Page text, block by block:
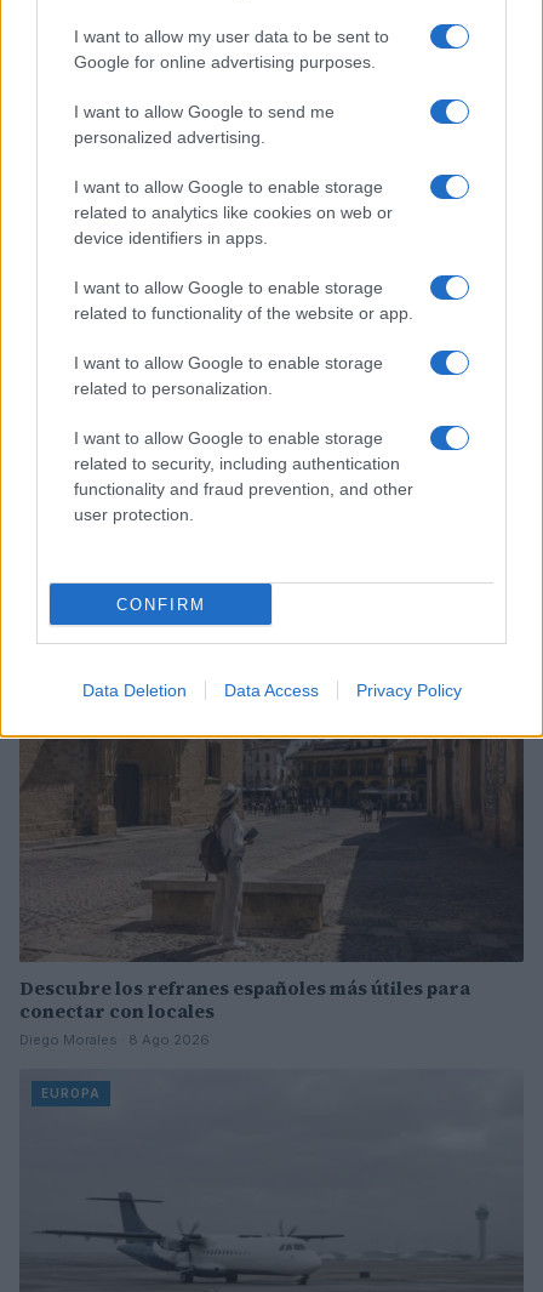
I want to allow my user data to be sent to
Google for online advertising purposes.
I want to allow Google to send me
personalized advertising.
I want to allow Google to enable storage
related to analytics like cookies on web or
device identifiers in apps.
I want to allow Google to enable storage
related to functionality of the website or app.
I want to allow Google to enable storage
related to personalization.
I want to allow Google to enable storage
related to security, including authentication
functionality and fraud prevention, and other
user protection.
CONFIRM
Data Deletion Data Access Privacy Policy
Sigue leyendo
EUROPA
Diego Herrera · 8 Ago 2026
Descubre los refranes españoles más útiles para
conectar con locales
Diego Morales · 8 Ago 2026
EUROPA